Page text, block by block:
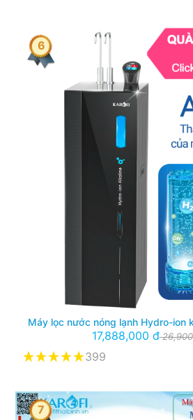
6
Máy lọc nước nóng lạnh Hydro-ion
17,888,000 đ
399
7